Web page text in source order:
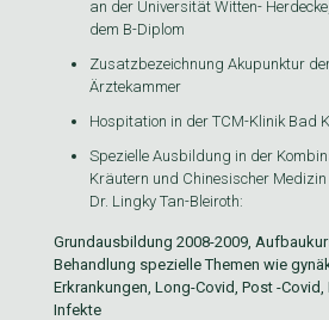
an der Universität Witten-
dem B-Diplom
Zusatzbezeichnung Akupunktur
Ärztekammer
Hospitation in der TCM-Klinik Bad
Spezielle Ausbildung in der
Kräutern und Chinesischer
Dr. Lingky Tan-Bleiroth:
Grundausbildung 2008-2009,
Behandlung spezielle Themen wie
Erkrankungen, Long-Covid, Post -
Infekte